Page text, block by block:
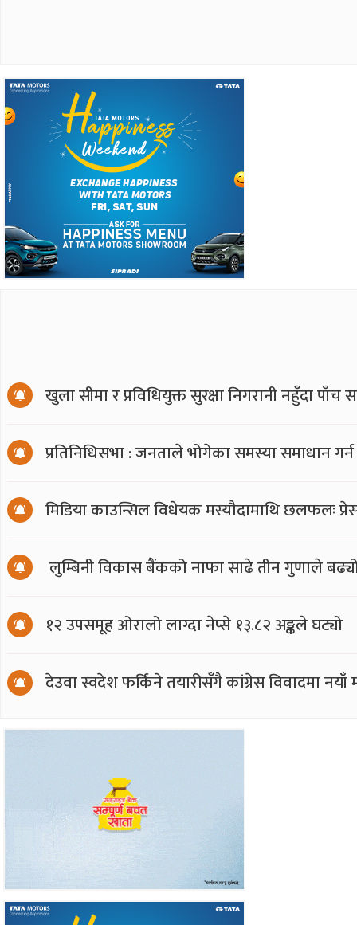
खुला सीमा र प्रविधियुक्त सुरक्षा निगरानी नहुँदा पाँच
प्रतिनिधिसभा : जनताले भोगेका समस्या समाधान
मिडिया काउन्सिल विधेयक मस्यौदामाथि छलफलः
लुम्बिनी विकास बैंकको नाफा साढे तीन गुणाले
१२ उपसमूह ओरालो लाग्दा नेप्से १३.८२ अङ्कले घट्यो
देउवा स्वदेश फर्किने तयारीसँगै कांग्रेस विवादमा